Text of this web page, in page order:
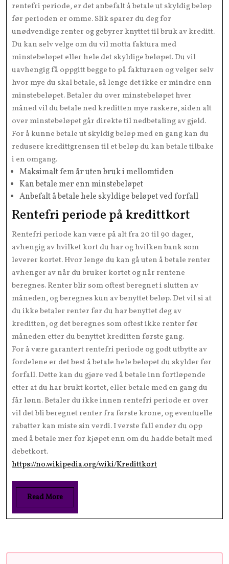
rentefri periode, er det anbefalt å betale ut skyldig beløp
før perioden er omme. Slik sparer du deg for
unødvendige renter og gebyrer knyttet til bruk av kreditt.
Du kan selv velge om du vil motta faktura med
minstebeløpet eller hele det skyldige beløpet. Du vil
uavhengig få oppgitt begge to på fakturaen og velger selv
hvor mye du skal betale, så lenge det ikke er mindre enn
minstebeløpet. Betaler du over minstebeløpet hver
måned vil du betale ned kreditten mye raskere, siden alt
over minstebeløpet går direkte til nedbetaling av gjeld.
For å kunne betale ut skyldig beløp med en gang kan du
redusere kredittgrensen til et beløp du kan betale tilbake
i en omgang.
Maksimalt fem år uten bruk i mellomtiden
Kan betale mer enn minstebeløpet
Anbefalt å betale hele skyldige beløpet ved forfall
Rentefri periode på kredittkort
Rentefri periode kan være på alt fra 20 til 90 dager,
avhengig av hvilket kort du har og hvilken bank som
leverer kortet. Hvor lenge du kan gå uten å betale renter
avhenger av når du bruker kortet og når rentene
beregnes. Renter blir som oftest beregnet i slutten av
måneden, og beregnes kun av benyttet beløp. Det vil si at
du ikke betaler renter før du har benyttet deg av
kreditten, og det beregnes som oftest ikke renter før
måneden etter du benyttet kreditten første gang.
For å være garantert rentefri periode og godt utbytte av
fordelene er det best å betale hele beløpet du skylder før
forfall. Dette kan du gjøre ved å betale inn fortløpende
etter at du har brukt kortet, eller betale med en gang du
får lønn. Betaler du ikke innen rentefri periode er over
vil det bli beregnet renter fra første krone, og eventuelle
rabatter kan miste sin verdi. I verste fall ender du opp
med å betale mer for kjøpet enn om du hadde betalt med
debetkort.
https://no.wikipedia.org/wiki/Kredittkort
Read More